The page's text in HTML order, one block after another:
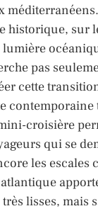
historique, sur
pas
cette
croisière
qui se
les escales
lisses, mais